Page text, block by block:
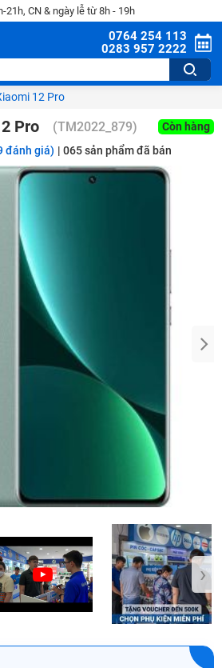
21h, CN & ngày lễ từ 8h - 19h
0764 254 113
0283 957 2222
12 Pro
Pro (TM2022_879)
Còn hàng
đánh giá) | 065sản phẩm đã bán
›